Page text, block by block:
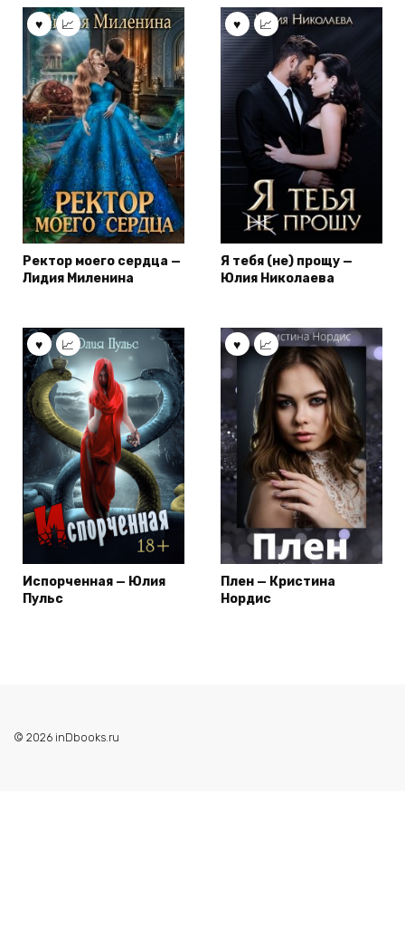
Ректор моего сердца —
Лидия Миленина
Я тебя (не) прощу —
Юлия Николаева
Испорченная — Юлия
Пульс
Плен — Кристина
Нордис
© 2026 inDbooks.ru